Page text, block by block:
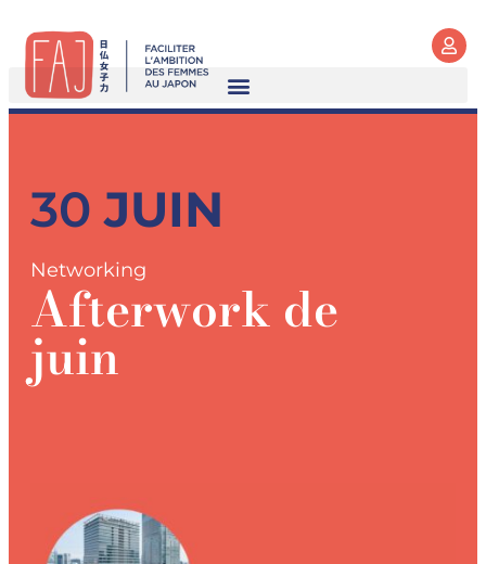
30JUIN
Networking
Afterwork de
juin